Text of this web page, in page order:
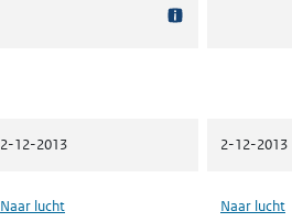
2-12-2013 2-12-2013
Naar lucht Naar lucht